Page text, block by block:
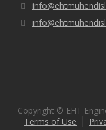
Copyright © EHT
Terms of Use